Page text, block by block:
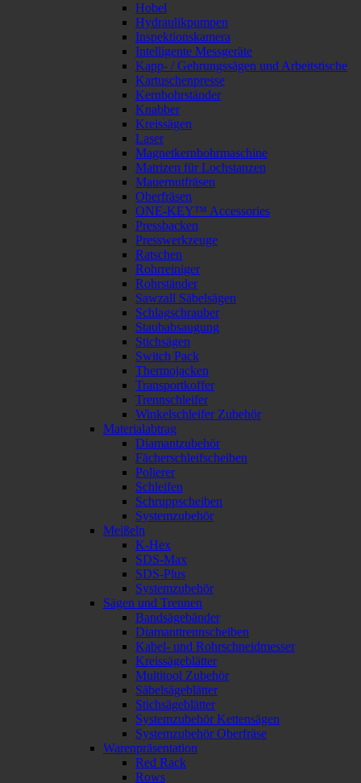
Hobel
Hydraulikpumpen
Inspektionskamera
Intelligente Messgeräte
Kapp- / Gehrungssägen und Arbeitstische
Kartuschenpresse
Kernbohrständer
Knabber
Kreissägen
Laser
Magnetkernbohrmaschine
Matrizen für Lochstanzen
Mauernutfräsen
Oberfräsen
ONE-KEY™ Accessories
Pressbacken
Presswerkzeuge
Ratschen
Rohrreiniger
Rohrständer
Sawzall Säbelsägen
Schlagschrauber
Staubabsaugung
Stichsägen
Switch Pack
Thermojacken
Transportkoffer
Trennschleifer
Winkelschleifer Zubehör
Materialabtrag
Diamantzubehör
Fächerschleifscheiben
Polierer
Schleifen
Schruppscheiben
Systemzubehör
Meißeln
K-Hex
SDS-Max
SDS-Plus
Systemzubehör
Sägen und Trennen
Bandsägebänder
Diamanttrennscheiben
Kabel- und Rohrschneidmesser
Kreissägeblätter
Multitool Zubehör
Säbelsägeblätter
Stichsägeblätter
Systemzubehör Kettensägen
Systemzubehör Oberfräse
Warenpräsentation
Red Rack
Rows